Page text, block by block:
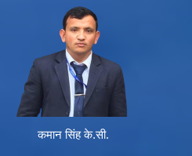
कमान सिंह के.सी.